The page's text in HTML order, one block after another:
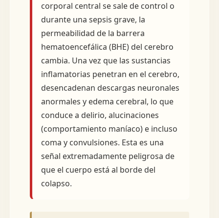
corporal central se sale de control o
durante una sepsis grave, la
permeabilidad de la barrera
hematoencefálica (BHE) del cerebro
cambia. Una vez que las sustancias
inflamatorias penetran en el cerebro,
desencadenan descargas neuronales
anormales y edema cerebral, lo que
conduce a delirio, alucinaciones
(comportamiento maníaco) e incluso
coma y convulsiones. Esta es una
señal extremadamente peligrosa de
que el cuerpo está al borde del
colapso.